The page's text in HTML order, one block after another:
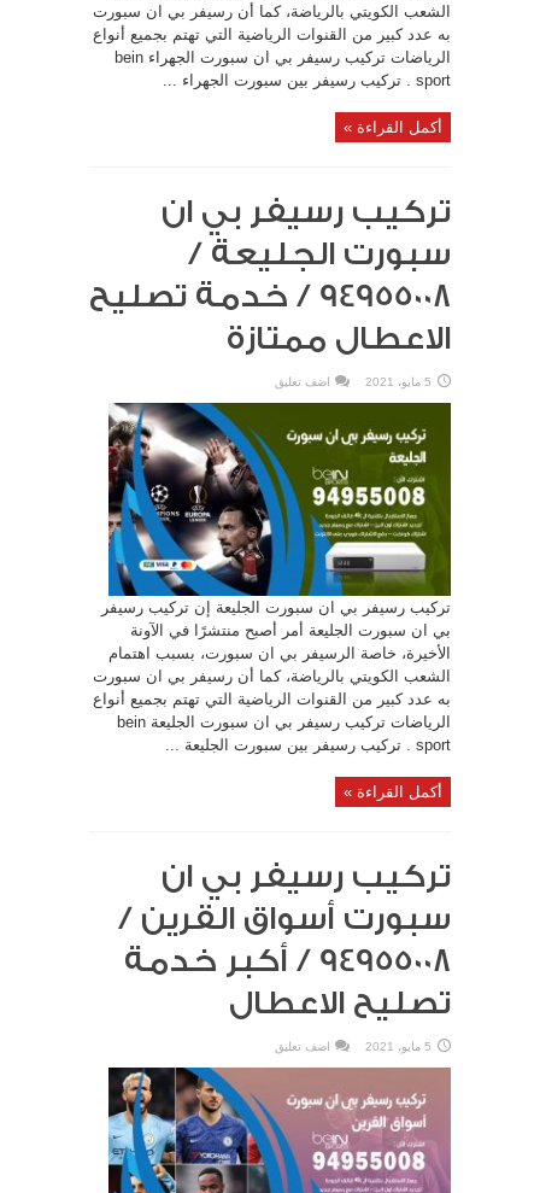
الشعب الكويتي بالرياضة، كما أن رسيفر بي ان سبورت
به عدد كبير من القنوات الرياضية التي تهتم بجميع أنواع
الرياضات تركيب رسيفر بي ان سبورت الجهراء bein
sport . تركيب رسيفر بين سبورت الجهراء ...
أكمل القراءة »
تركيب رسيفر بي ان
سبورت الجليعة /
94955008 / خدمة تصليح
الاعطال ممتازة
5 مايو، 2021 اضف تعليق
تركيب رسيفر بي ان سبورت الجليعة إن تركيب رسيفر
بي ان سبورت الجليعة أمر أصبح منتشرًا في الآونة
الأخيرة، خاصة الرسيفر بي ان سبورت، بسبب اهتمام
الشعب الكويتي بالرياضة، كما أن رسيفر بي ان سبورت
به عدد كبير من القنوات الرياضية التي تهتم بجميع أنواع
الرياضات تركيب رسيفر بي ان سبورت الجليعة bein
sport . تركيب رسيفر بين سبورت الجليعة ...
أكمل القراءة »
تركيب رسيفر بي ان
سبورت أسواق القرين /
94955008 / أكبر خدمة
تصليح الاعطال
5 مايو، 2021 اضف تعليق